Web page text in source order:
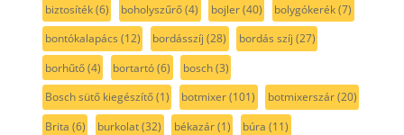
biztosíték(6) boholyszűrő(4) bojler(40) bolygókerék(7)
bontókalapács (12) bordásszíj (28) bordás szíj (27)
borhűtő(4) bortartó(6) bosch(3)
Bosch sütő kiegészítő(1) botmixer(101) botmixerszár(20)
Brita (6) burkolat(32) békazár(1) búra (11)